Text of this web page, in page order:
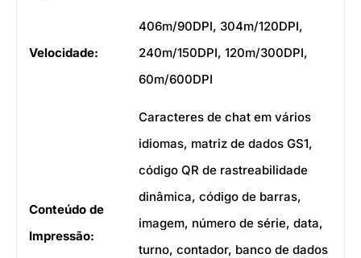
Velocidade:
406m/90DPI, 304m/120DPI,
240m/150DPI, 120m/300DPI,
60m/600DPI
Conteúdo de
Impressão:
Caracteres de chat em vários
idiomas, matriz de dados GS1,
código QR de rastreabilidade
dinâmica, código de barras,
imagem, número de série, data,
turno, contador, banco de dados